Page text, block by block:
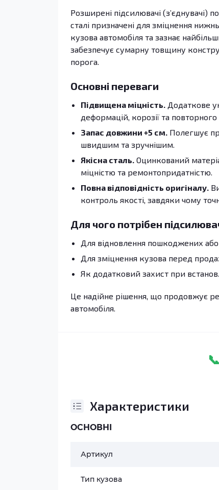
Розширені підсилювачі (з’єднувачі)
сталі призначені для зміцнення
кузова автомобіля та зазнає
забезпечує сумарну товщину
порога.
Основні переваги
Підвищена міцність. Додаткове
деформацій, корозії та
Запас довжини +5 см. Полегшує
швидшим та зручнішим.
Якісна сталь. Оцинкований
міцністю та ремонтопридатністю.
Повна відповідність оригіналу.
контроль якості, завдяки чому
Для чого потрібен
Для відновлення пошкоджених
Для зміцнення кузова перед
Як додатковий захист при
Це надійне рішення, що продовжує
автомобіля.
📞
Характеристики
ОСНОВНІ
Артикул
Тип кузова